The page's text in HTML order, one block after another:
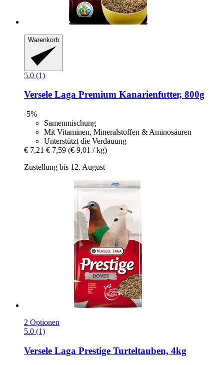
Warenkorb
5.0 (1)
Versele Laga Premium Kanarienfutter, 800g
-5%
Samenmischung
Mit Vitaminen, Mineralstoffen & Aminosäuren
Unterstützt die Verdauung
€ 7,21 € 7,59 (€ 9,01 / kg)
Zustellung bis 12. August
2 Optionen
5.0 (1)
Versele Laga Prestige Turteltauben, 4kg